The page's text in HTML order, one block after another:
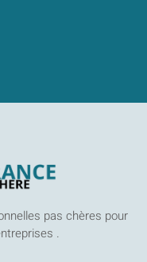
pas chères pour
.